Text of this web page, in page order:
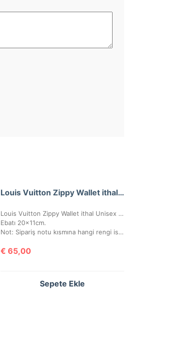
Louis Vuitton Zippy Wallet ithal Unisex Cüzdan
Louis Vuitton Zippy Wallet ithal Unisex Cüzdan, kutulu, toz torbalı, sertifikalı.
Ebatı 20x11cm.
Not: Sipariş notu kısmına hangi rengi istediğinizi lütfen belirtiniz.
€ 65,00
Sepete Ekle